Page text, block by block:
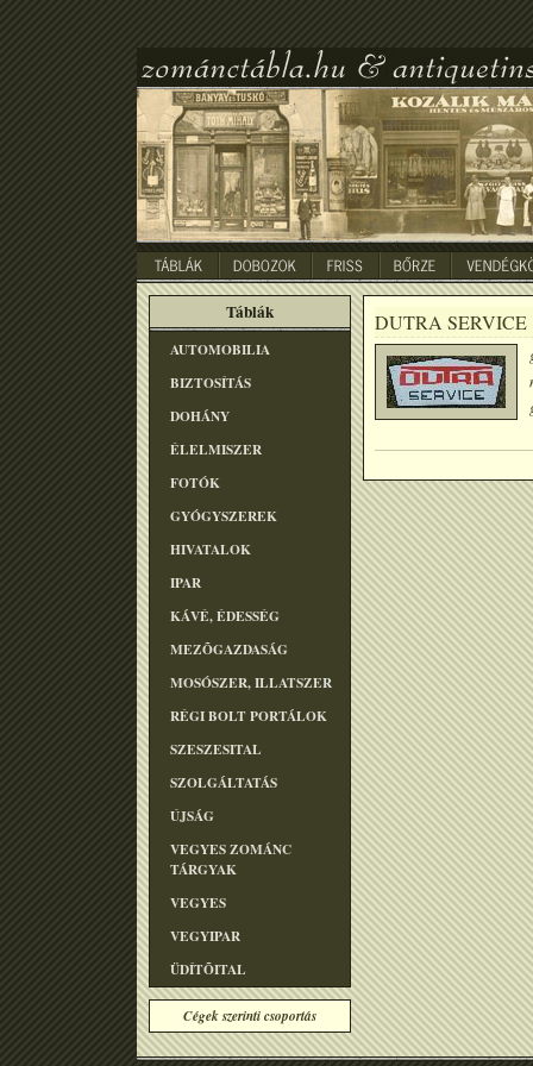
Táblák
AUTOMOBILIA
BIZTOSÍTÁS
DOHÁNY
ÉLELMISZER
FOTÓK
GYÓGYSZEREK
HIVATALOK
IPAR
KÁVÉ, ÉDESSÉG
MEZÕGAZDASÁG
MOSÓSZER, ILLATSZER
RÉGI BOLT PORTÁLOK
SZESZESITAL
SZOLGÁLTATÁS
ÚJSÁG
VEGYES ZOMÁNC
TÁRGYAK
VEGYES
VEGYIPAR
ÜDÍTÕITAL
Cégek szerinti csoportás
DUTRA SERVICE